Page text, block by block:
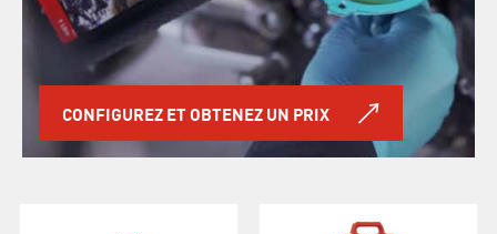
CONFIGUREZ ET OBTENEZ UN PRIX